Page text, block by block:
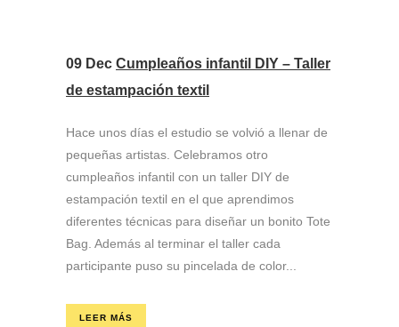
09 Dec Cumpleaños infantil DIY – Taller
de estampación textil
Hace unos días el estudio se volvió a llenar de
pequeñas artistas. Celebramos otro
cumpleaños infantil con un taller DIY de
estampación textil en el que aprendimos
diferentes técnicas para diseñar un bonito Tote
Bag. Además al terminar el taller cada
participante puso su pincelada de color...
LEER MÁS